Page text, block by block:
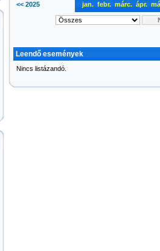
<< 2025 jan. febr. márc. ápr.
Leendő események
Nincs listázandó.